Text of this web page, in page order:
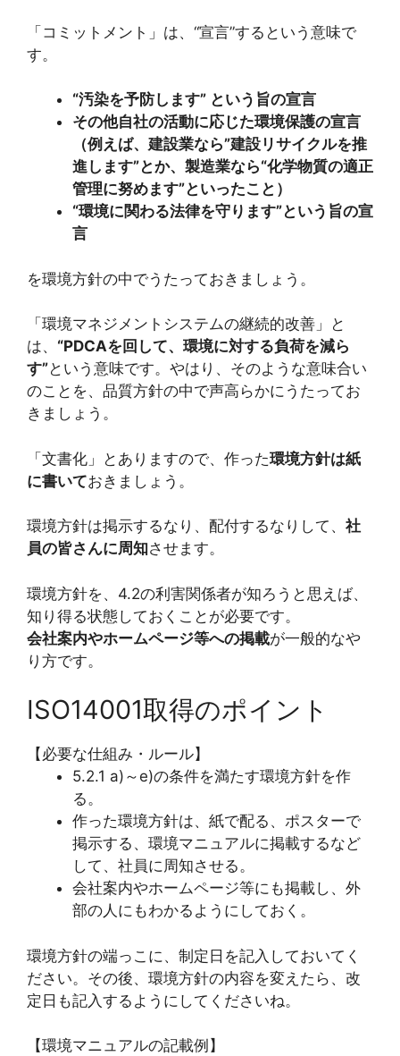
「コミットメント」は、“宣言”するという意味で
す。
“汚染を予防します” という旨の宣言
その他自社の活動に応じた環境保護の宣言
（例えば、建設業なら”建設リサイクルを推
進します”とか、製造業なら“化学物質の適正
管理に努めます”といったこと）
“環境に関わる法律を守ります”という旨の宣
言
を環境方針の中でうたっておきましょう。
「環境マネジメントシステムの継続的改善」と
は、 “PDCAを回して、環境に対する負荷を減ら
す”という意味です。やはり、そのような意味合い
のことを、品質方針の中で声高らかにうたってお
きましょう。
「文書化」とありますので、作った環境方針は紙
に書いておきましょう。
環境方針は掲示するなり、配付するなりして、 社
員の皆さんに周知させます。
環境方針を、4.2の利害関係者が知ろうと思えば、
知り得る状態しておくことが必要です。
会社案内やホームページ等への掲載が一般的なや
り方です。
ISO14001取得のポイント
【必要な仕組み・ルール】
5.2.1 a)～e)の条件を満たす環境方針を作
る。
作った環境方針は、紙で配る、ポスターで
掲示する、環境マニュアルに掲載するなど
して、社員に周知させる。
会社案内やホームページ等にも掲載し、外
部の人にもわかるようにしておく。
環境方針の端っこに、制定日を記入しておいてく
ださい。その後、環境方針の内容を変えたら、改
定日も記入するようにしてくださいね。
【環境マニュアルの記載例】